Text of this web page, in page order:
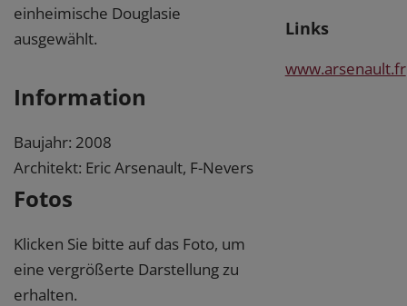
einheimische Douglasie
ausgewählt.
Information
Baujahr: 2008
Architekt: Eric Arsenault, F-Nevers
Fotos
Klicken Sie bitte auf das Foto, um
eine vergrößerte Darstellung zu
erhalten.
Links
www.arsenault.fr